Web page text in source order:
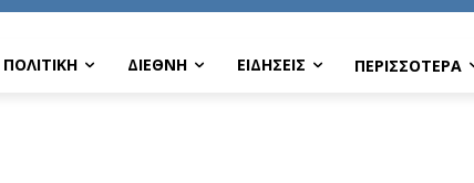
ΠΟΛΙΤΙΚΗ ΔΙΕΘΝΗ EIΔΗΣΕΙΣ ΠΕΡΙΣΣΟΤΕΡΑ